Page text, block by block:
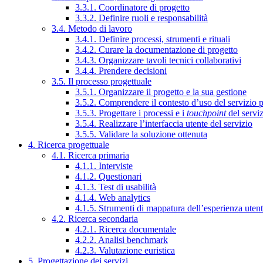
3.3.1. Coordinatore di progetto
3.3.2. Definire ruoli e responsabilità
3.4. Metodo di lavoro
3.4.1. Definire processi, strumenti e rituali
3.4.2. Curare la documentazione di progetto
3.4.3. Organizzare tavoli tecnici collaborativi
3.4.4. Prendere decisioni
3.5. Il processo progettuale
3.5.1. Organizzare il progetto e la sua gestione
3.5.2. Comprendere il contesto d’uso del servizio
3.5.3. Progettare i processi e i touchpointdel
3.5.4. Realizzare l’interfaccia utente del servizio
3.5.5. Validare la soluzione ottenuta
4. Ricerca progettuale
4.1. Ricerca primaria
4.1.1. Interviste
4.1.2. Questionari
4.1.3. Test di usabilità
4.1.4. Web analytics
4.1.5. Strumenti di mappatura dell’esperienza
4.2. Ricerca secondaria
4.2.1. Ricerca documentale
4.2.2. Analisi benchmark
4.2.3. Valutazione euristica
5. Progettazione dei servizi